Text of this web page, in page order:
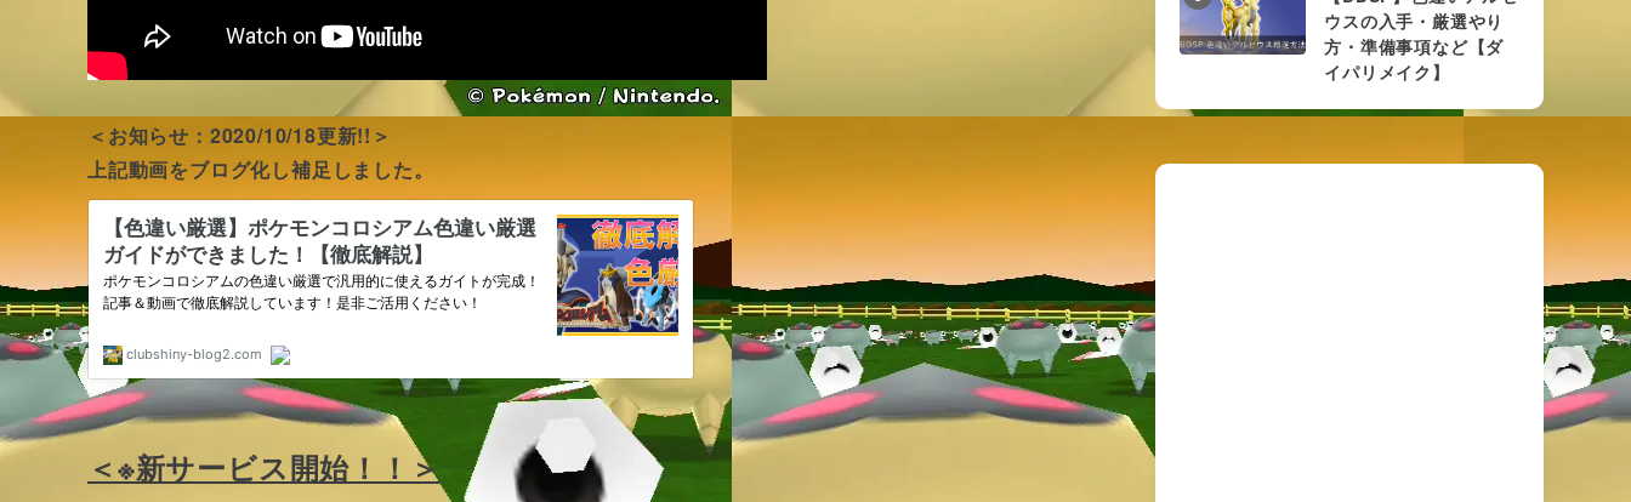
＜お知らせ：2020/10/18更新!!＞
上記動画をブログ化し補足しました。
＜※新サービス開始！！＞
ウスの入手・厳選やり
方・準備事項など【ダ
イパリメイク】